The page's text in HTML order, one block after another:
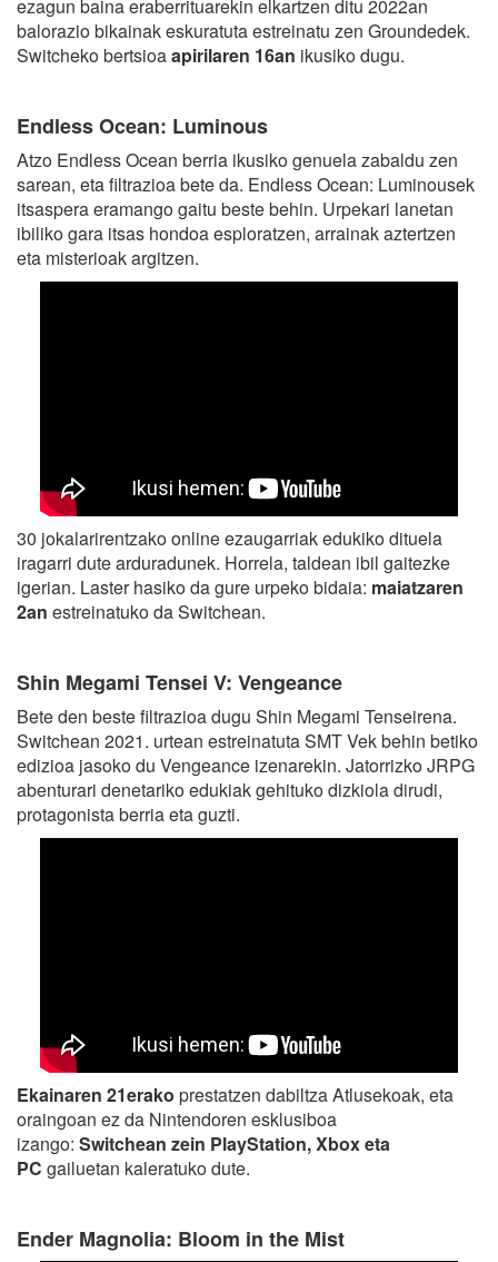
ezagun baina eraberrituarekin elkartzen ditu 2022an
balorazio bikainak eskuratuta estreinatu zen Groundedek.
Switcheko bertsioaapirilaren 16an ikusiko dugu.
Endless Ocean: Luminous
Atzo Endless Ocean berria ikusiko genuela zabaldu zen
sarean, eta filtrazioa bete da. Endless Ocean: Luminousek
itsaspera eramango gaitu beste behin. Urpekari lanetan
ibiliko gara itsas hondoa esploratzen, arrainak aztertzen
eta misterioak argitzen.
30 jokalarirentzako online ezaugarriak edukiko dituela
iragarri dute arduradunek. Horrela, taldean ibil gaitezke
igerian. Laster hasiko da gure urpeko bidaia: maiatzaren
2an estreinatuko da Switchean.
Shin Megami Tensei V: Vengeance
Bete den beste filtrazioa dugu Shin Megami Tenseirena.
Switchean 2021. urtean estreinatuta SMT Vek behin betiko
edizioa jasoko du Vengeance izenarekin. Jatorrizko JRPG
abenturari denetariko edukiak gehituko dizkiola dirudi,
protagonista berria eta guzti.
Ekainaren 21erako prestatzen dabiltza Atlusekoak, eta
oraingoan ez da Nintendoren esklusiboa
izango: Switchean zein PlayStation, Xbox eta
PC gailuetan kaleratuko dute.
Ender Magnolia: Bloom in the Mist